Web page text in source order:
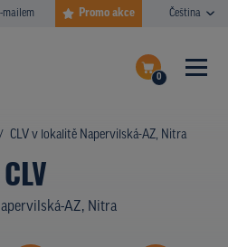
mailem Promo akce Čeština
0
Dokončit poptávku
Zobrazit nosiče na mapě
DOTAZY
NOSIČŮ
V AKCI
CLV v lokalitě Napervilská-AZ, Nitra
CLV
AZ, Nitra